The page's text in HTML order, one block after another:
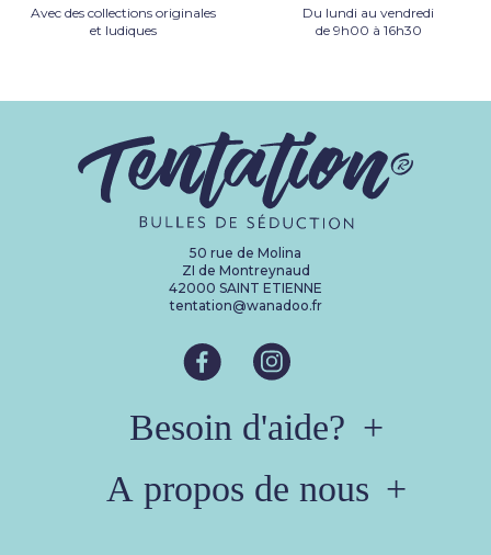
Avec des collections originales
et ludiques
Du lundi au vendredi
de 9h00 à 16h30
50 rue de Molina
ZI de Montreynaud
42000 SAINT ETIENNE
tentation@wanadoo.fr
Besoin d'aide?
A propos de nous